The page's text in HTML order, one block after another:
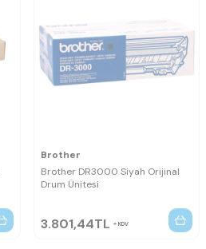
Brother
Brother DR3000 Siyah Orijinal
Drum Ünitesi
3.801,44TL KDV